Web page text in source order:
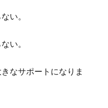
い。
い。
なサポートになりま